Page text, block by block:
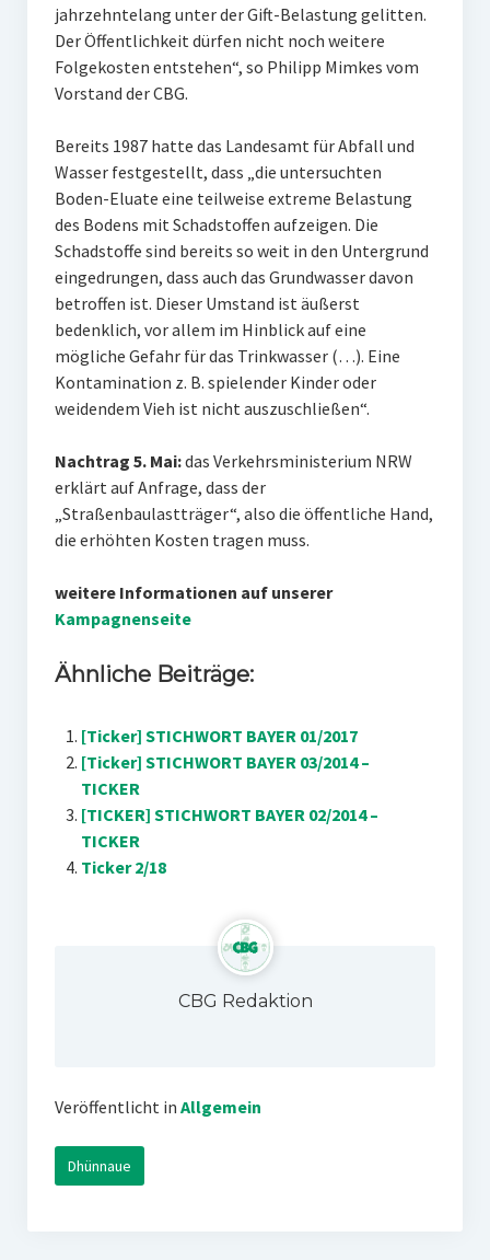
jahrzehntelang unter der Gift-Belastung gelitten.
Der Öffentlichkeit dürfen nicht noch weitere
Folgekosten entstehen“, so Philipp Mimkes vom
Vorstand der CBG.
Bereits 1987 hatte das Landesamt für Abfall und
Wasser festgestellt, dass „die untersuchten
Boden-Eluate eine teilweise extreme Belastung
des Bodens mit Schadstoffen aufzeigen. Die
Schadstoffe sind bereits so weit in den Untergrund
eingedrungen, dass auch das Grundwasser davon
betroffen ist. Dieser Umstand ist äußerst
bedenklich, vor allem im Hinblick auf eine
mögliche Gefahr für das Trinkwasser (…). Eine
Kontamination z. B. spielender Kinder oder
weidendem Vieh ist nicht auszuschließen“.
Nachtrag 5. Mai:das Verkehrsministerium NRW
erklärt auf Anfrage, dass der
„Straßenbaulastträger“, also die öffentliche Hand,
die erhöhten Kosten tragen muss.
weitere Informationen auf unserer
Kampagnenseite
Ähnliche Beiträge:
[Ticker] STICHWORT BAYER 01/2017
[Ticker] STICHWORT BAYER 03/2014 –
TICKER
[TICKER] STICHWORT BAYER 02/2014 –
TICKER
Ticker 2/18
CBG Redaktion
Veröffentlicht in Allgemein
Dhünnaue